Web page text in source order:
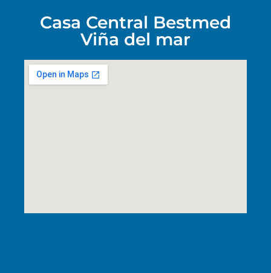
Casa Central Bestmed
Viña del mar